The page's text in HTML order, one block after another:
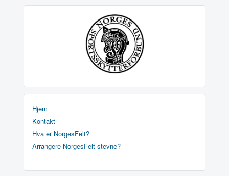
Hjem
Kontakt
Hva er NorgesFelt?
Arrangere NorgesFelt stevne?